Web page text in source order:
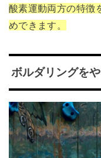
酸素運動両方の特徴
めできます。
ボルダリングを